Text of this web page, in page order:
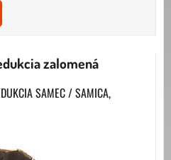
zalomená
SAMEC / SAMICA,